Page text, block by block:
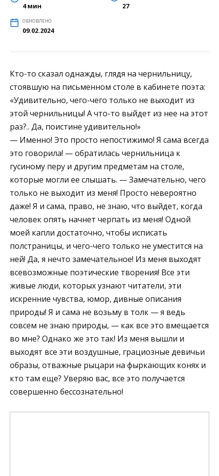
4 мин 27
ОБНОВЛЕНО
09.02.2024
Кто-то сказал однажды, глядя на чернильницу,
стоявшую на письменном столе в кабинете поэта:
«Удивительно, чего-чего только не выходит из
этой чернильницы! А что-то выйдет из нее на этот
раз?.. Да, поистине удивительно!»
— Именно! Это просто непостижимо! Я сама всегда
это говорила! — обратилась чернильница к
гусиному перу и другим предметам на столе,
которые могли ее слышать. — Замечательно, чего
только не выходит из меня! Просто невероятно
даже! Я и сама, право, не знаю, что выйдет, когда
человек опять начнет черпать из меня! Одной
моей капли достаточно, чтобы исписать
полстраницы, и чего-чего только не уместится на
ней! Да, я нечто замечательное! Из меня выходят
всевозможные поэтические творения! Все эти
живые люди, которых узнают читатели, эти
искренние чувства, юмор, дивные описания
природы! Я и сама не возьму в толк — я ведь
совсем не знаю природы, — как все это вмещается
во мне? Однако же это так! Из меня вышли и
выходят все эти воздушные, грациозные девичьи
образы, отважные рыцари на фыркающих конях и
кто там еще? Уверяю вас, все это получается
совершенно бессознательно!